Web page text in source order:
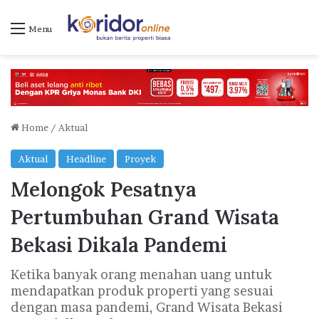
Menu
Home / Aktual
Aktual Headline Proyek
Melongok Pesatnya
Pertumbuhan Grand Wisata
Bekasi Dikala Pandemi
Ketika banyak orang menahan uang untuk
mendapatkan produk properti yang sesuai
dengan masa pandemi, Grand Wisata Bekasi